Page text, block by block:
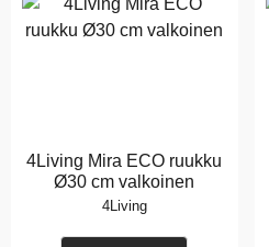
4Living Mira ECO ruukku
Ø30 cm valkoinen
4Living